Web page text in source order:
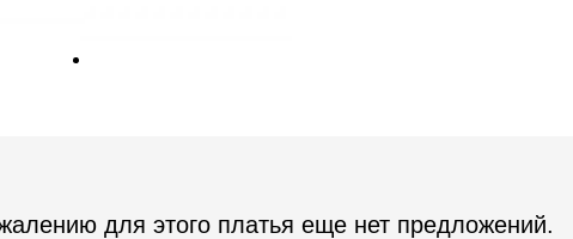
для этого платья еще нет предложений.